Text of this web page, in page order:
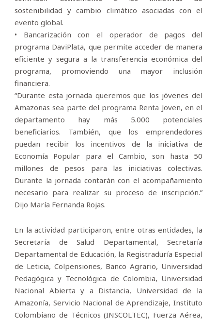
sostenibilidad y cambio climático asociadas con el
evento global.
• Bancarización con el operador de pagos del
programa DaviPlata, que permite acceder de manera
eficiente y segura a la transferencia económica del
programa, promoviendo una mayor inclusión
financiera.
“Durante esta jornada queremos que los jóvenes del
Amazonas sea parte del programa Renta Joven, en el
departamento hay más 5.000 potenciales
beneficiarios. También, que los emprendedores
puedan recibir los incentivos de la iniciativa de
Economía Popular para el Cambio, son hasta 50
millones de pesos para las iniciativas colectivas.
Durante la jornada contarán con el acompañamiento
necesario para realizar su proceso de inscripción.”
Dijo María Fernanda Rojas.
En la actividad participaron, entre otras entidades, la
Secretaría de Salud Departamental, Secretaría
Departamental de Educación, la Registraduría Especial
de Leticia, Colpensiones, Banco Agrario, Universidad
Pedagógica y Tecnológica de Colombia, Universidad
Nacional Abierta y a Distancia, Universidad de la
Amazonía, Servicio Nacional de Aprendizaje, Instituto
Colombiano de Técnicos (INSCOLTEC), Fuerza Aérea,